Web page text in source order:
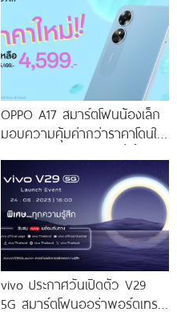
OPPO A17 สมาร์ตโฟนน้องเล็ก
มอบความคุ้มค่ากว่าราคาโดนใจ
ราคาใหม่เพียง 4,599 บาท
เท่านั้น!
vivo ประกาศวันเปิดตัว V29
5G สมาร์ตโฟนออร่าพอร์ตเทร